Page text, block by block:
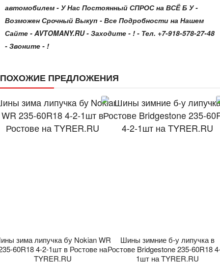
автомобилем - У Нас Постоянный СПРОС на ВСЁ Б У -
Возможен Срочный Выкуп - Все Подробности на Нашем
Сайте - AVTOMANY.RU - Заходите - ! - Тел. +7-918-578-27-48
- Звоните - !
ПОХОЖИЕ ПРЕДЛОЖЕНИЯ
зима липучка бу Nokian WR
60R18 4-2-1шт в Ростове на
TYRER.RU
Шины зимние б-у липучка в
Ростове Bridgestone 235-60R18
1шт на TYRER.RU